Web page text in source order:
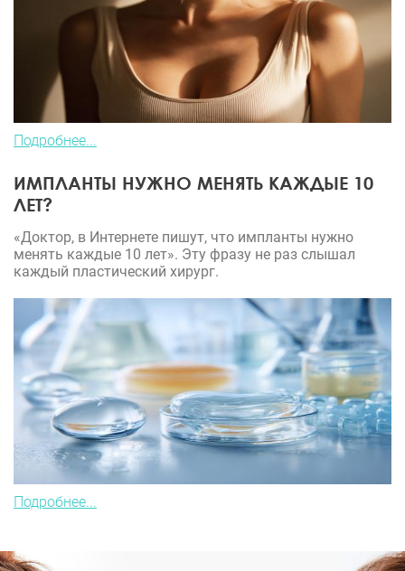
Подробнее...
ИМПЛАНТЫ НУЖНО МЕНЯТЬ КАЖДЫЕ 10
ЛЕТ?
«Доктор, в Интернете пишут, что импланты нужно
менять каждые 10 лет». Эту фразу не раз слышал
каждый пластический хирург.
Подробнее...